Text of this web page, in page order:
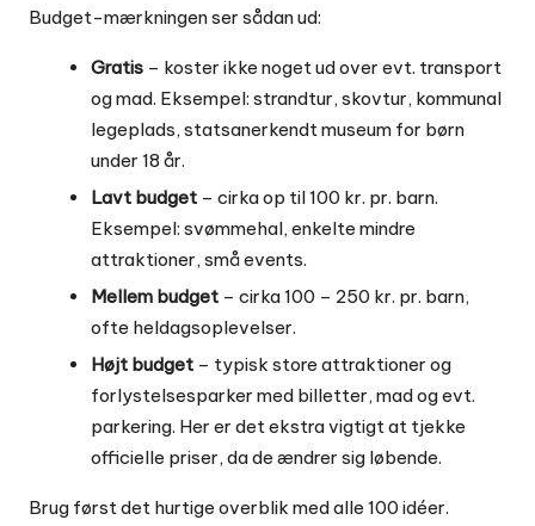
Budget-mærkningen ser sådan ud:
Gratis – koster ikke noget ud over evt. transport
og mad. Eksempel: strandtur, skovtur, kommunal
legeplads, statsanerkendt museum for børn
under 18 år.
Lavt budget – cirka op til 100 kr. pr. barn.
Eksempel: svømmehal, enkelte mindre
attraktioner, små events.
Mellem budget – cirka 100 – 250 kr. pr. barn,
ofte heldagsoplevelser.
Højt budget – typisk store attraktioner og
forlystelsesparker med billetter, mad og evt.
parkering. Her er det ekstra vigtigt at tjekke
officielle priser, da de ændrer sig løbende.
Brug først det hurtige overblik med alle 100 idéer.